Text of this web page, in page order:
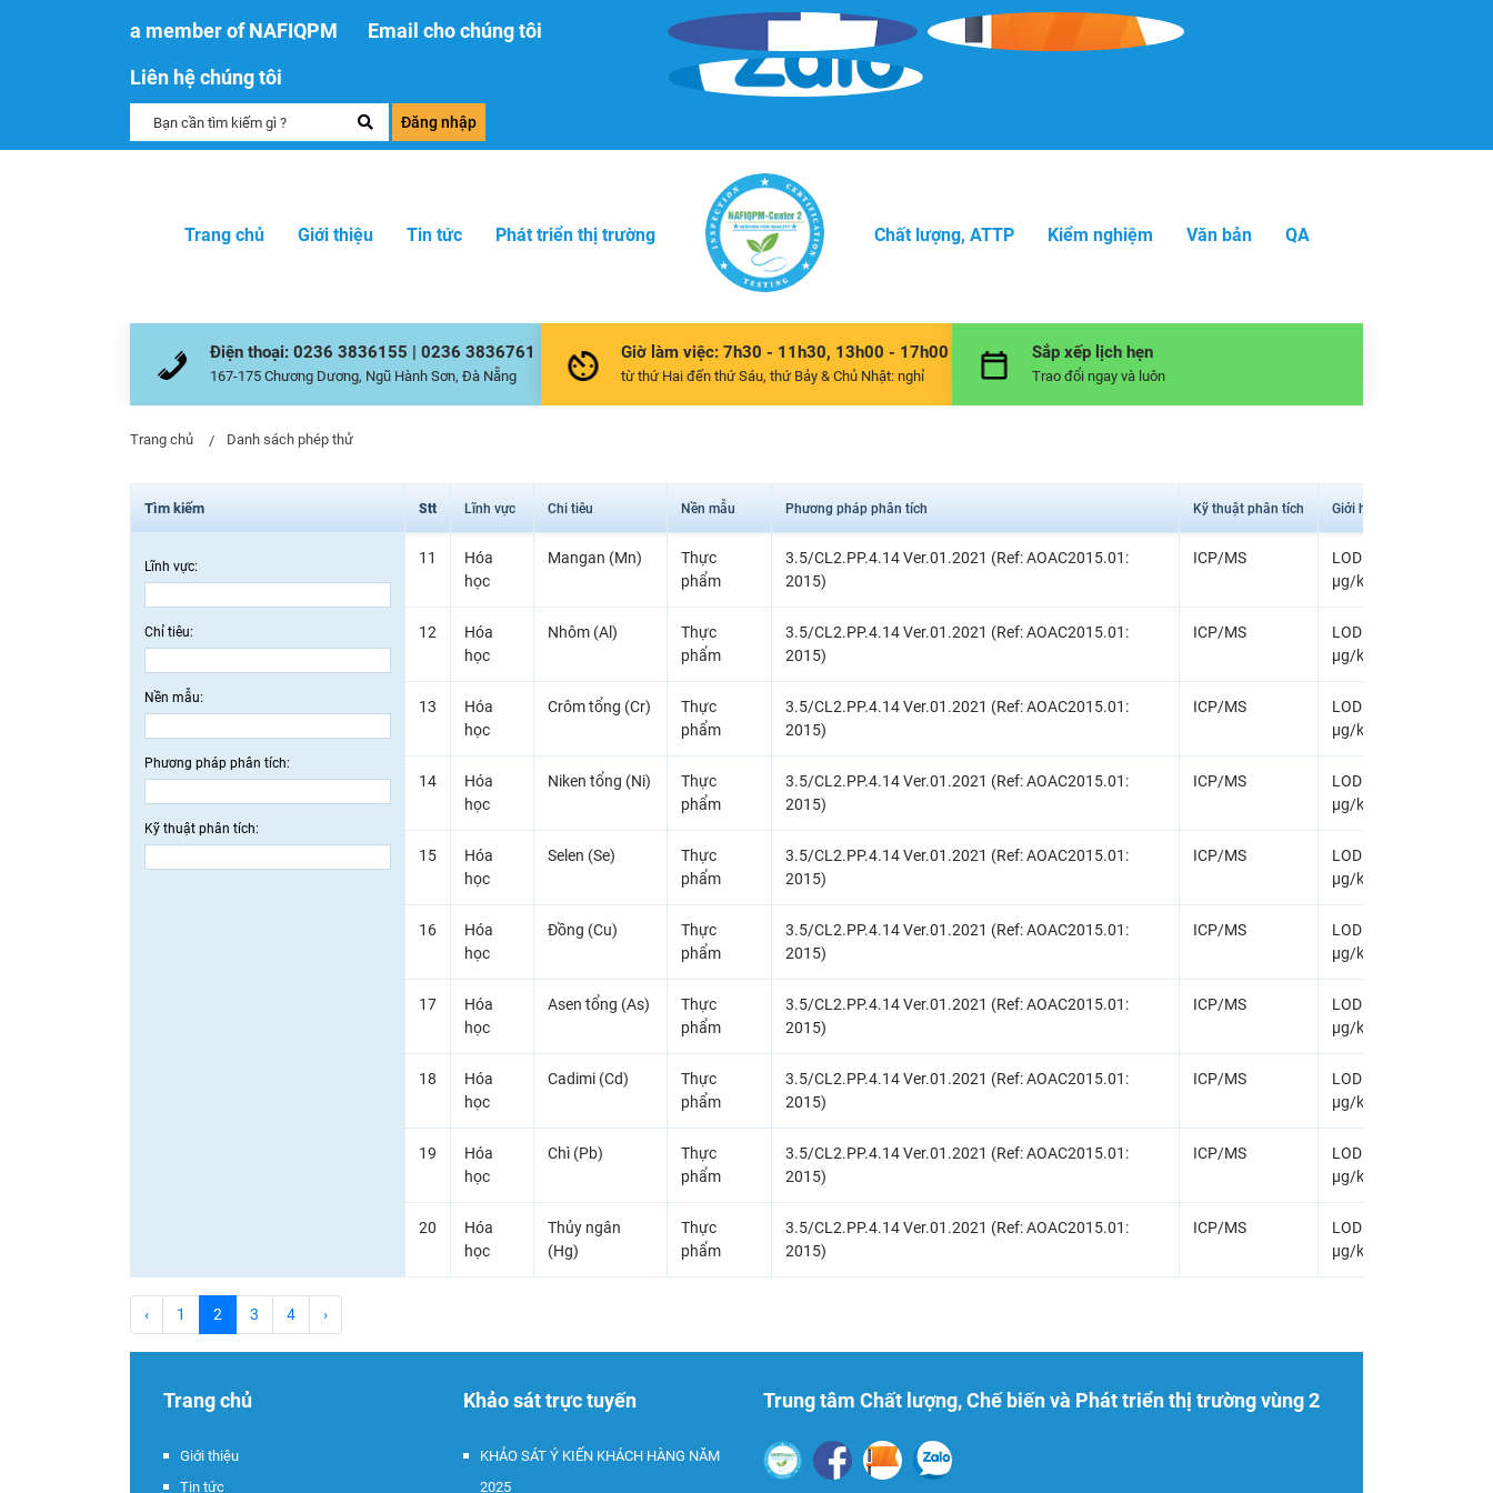
a member of NAFIQPM Email cho chúng tôi
Liên hệ chúng tôi
Đăng nhập
Trang chủ Giới thiệu Tin tức Phát triển thị trường Chất lượng, ATTP Kiểm nghiệm Văn bản QA
Điện thoại: 0236 3836155 | 0236 3836761
167-175 Chương Dương, Ngũ Hành Sơn, Đà Nẵng
Giờ làm việc: 7h30 - 11h30, 13h00 - 17h00
từ thứ Hai đến thứ Sáu, thứ Bảy & Chủ Nhật: nghỉ
Sắp xếp lịch hẹn
Trao đổi ngay và luôn
Trang chủ Danh sách phép thử
Tìm kiếm Stt Lĩnh vực Chi tiêu Nền mẫu Phương pháp phân tích Kỹ thuật phân tích Giới hạn phát hiện
Lĩnh vực:
Chỉ tiêu:
Nền mẫu:
Phương pháp phân tích:
Kỹ thuật phân tích:
11
Hóa
học
Mangan (Mn)
Thực
phẩm
3.5/CL2.PP.4.14 Ver.01.2021 (Ref: AOAC2015.01:
2015)
ICP/MS
LOD = 5.0 µg/kg, LOQ
µg/kg
12
Hóa
học
Nhôm (Al)
Thực
phẩm
3.5/CL2.PP.4.14 Ver.01.2021 (Ref: AOAC2015.01:
2015)
ICP/MS
LOD = 5.0 µg/kg, LOQ
µg/kg
13
Hóa
học
Crôm tổng (Cr)
Thực
phẩm
3.5/CL2.PP.4.14 Ver.01.2021 (Ref: AOAC2015.01:
2015)
ICP/MS
LOD = 5.0 µg/kg, LOQ
µg/kg
14
Hóa
học
Niken tổng (Ni)
Thực
phẩm
3.5/CL2.PP.4.14 Ver.01.2021 (Ref: AOAC2015.01:
2015)
ICP/MS
LOD = 5.0 µg/kg, LOQ
µg/kg
15
Hóa
học
Selen (Se)
Thực
phẩm
3.5/CL2.PP.4.14 Ver.01.2021 (Ref: AOAC2015.01:
2015)
ICP/MS
LOD = 5.0 µg/kg, LOQ
µg/kg
16
Hóa
học
Đồng (Cu)
Thực
phẩm
3.5/CL2.PP.4.14 Ver.01.2021 (Ref: AOAC2015.01:
2015)
ICP/MS
LOD = 5.0 µg/kg, LOQ
µg/kg
17
Hóa
học
Asen tổng (As)
Thực
phẩm
3.5/CL2.PP.4.14 Ver.01.2021 (Ref: AOAC2015.01:
2015)
ICP/MS
LOD = 5.0 µg/kg, LOQ
µg/kg
18
Hóa
học
Cadimi (Cd)
Thực
phẩm
3.5/CL2.PP.4.14 Ver.01.2021 (Ref: AOAC2015.01:
2015)
ICP/MS
LOD = 5.0 µg/kg, LOQ
µg/kg
19
Hóa
học
Chì (Pb)
Thực
phẩm
3.5/CL2.PP.4.14 Ver.01.2021 (Ref: AOAC2015.01:
2015)
ICP/MS
LOD = 5.0 µg/kg, LOQ
µg/kg
20
Hóa
học
Thủy ngân
(Hg)
Thực
phẩm
3.5/CL2.PP.4.14 Ver.01.2021 (Ref: AOAC2015.01:
2015)
ICP/MS
LOD = 5.0 µg/kg, LOQ
µg/kg
‹ 1 2 3 4 ›
Trang chủ
Giới thiệu
Tin tức
Khảo sát trực tuyến
KHẢO SÁT Ý KIẾN KHÁCH HÀNG NĂM
2025
Trung tâm Chất lượng, Chế biến và Phát triển thị trường vùng 2